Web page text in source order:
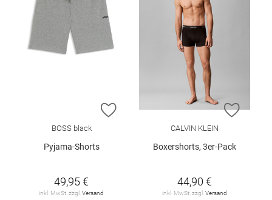
ZUR WUNSCHLISTE HINZUFÜGEN
BOSS black
Pyjama-Shorts
49,95 €
inkl. MwSt. zzgl. Versand
ZUR
CALVIN KLEIN
Boxershorts, 3er-Pack
44,90 €
inkl. MwSt. zzgl. Versand